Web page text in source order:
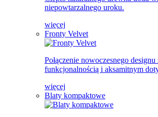
niepowtarzalnego uroku.
więcej
Fronty Velvet
Połączenie nowoczesnego
funkcjonalnością i aksamitnym
więcej
Blaty kompaktowe